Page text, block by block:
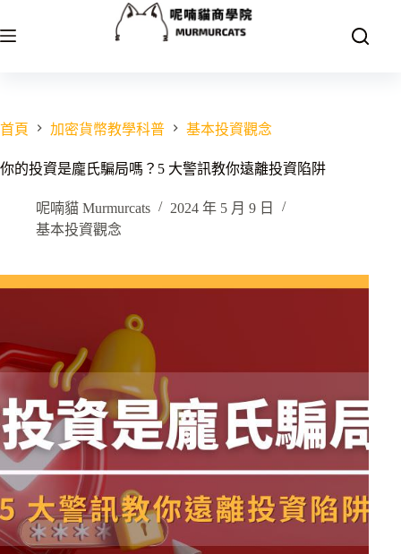
至
容
首頁 加密貨幣教學科普 基本投資觀念
你的投資是龐氏騙局嗎？5 大警訊教你遠離投資陷阱
呢喃貓 Murmurcats
2024 年 5 月 9 日
基本投資觀念